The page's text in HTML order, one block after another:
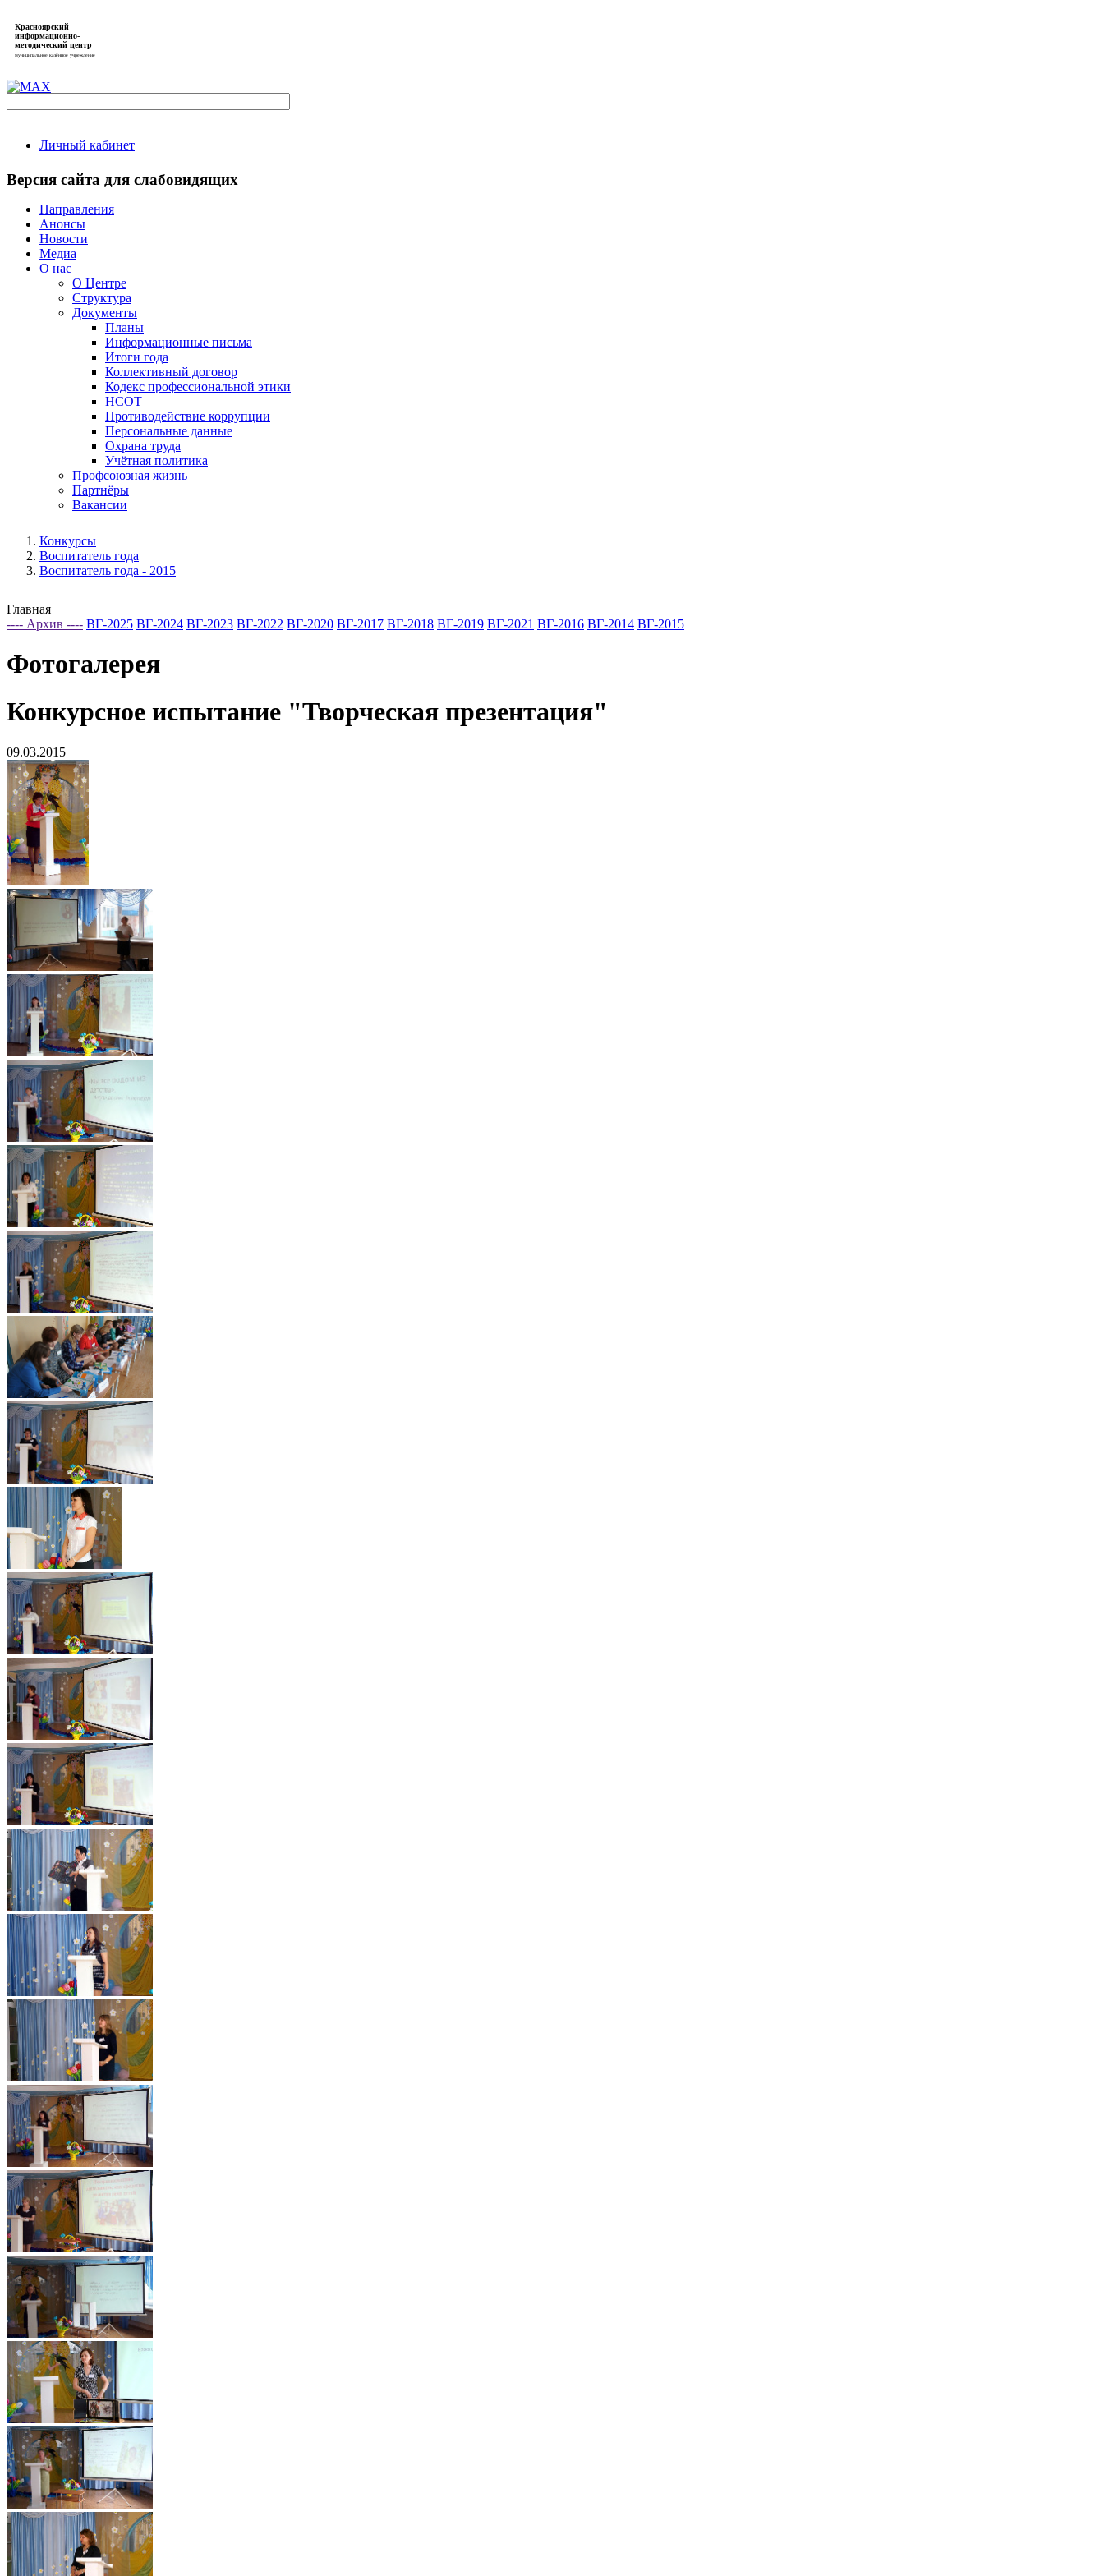
Красноярский
информационно-
методический центр
муниципальное казённое учреждение
Личный кабинет
Версия сайта для слабовидящих
Направления
Анонсы
Новости
Медиа
О нас
О Центре
Структура
Документы
Планы
Информационные письма
Итоги года
Коллективный договор
Кодекс профессиональной этики
НСОТ
Противодействие коррупции
Персональные данные
Охрана труда
Учётная политика
Профсоюзная жизнь
Партнёры
Вакансии
Конкурсы
Воспитатель года
Воспитатель года - 2015
Главная
---- Архив ---- ВГ-2025 ВГ-2024 ВГ-2023 ВГ-2022 ВГ-2020 ВГ-2017 ВГ-2018 ВГ-2019 ВГ-2021 ВГ-2016 ВГ-2014 ВГ-2015
Фотогалерея
Конкурсное испытание "Творческая презентация"
09.03.2015